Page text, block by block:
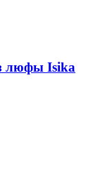
люфы Isika